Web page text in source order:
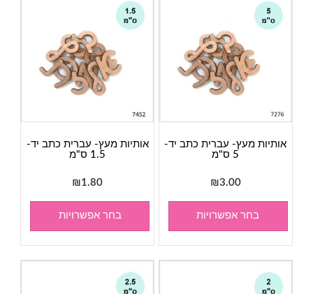
אותיות מעץ- עברית כתב יד-
5 ס"מ
₪3.00
בחר אפשרויות
אותיות מעץ- עברית כתב יד-
1.5 ס"מ
₪1.80
בחר אפשרויות